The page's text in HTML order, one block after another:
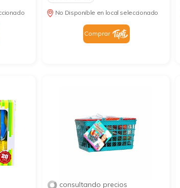
No Disponible en local seleccionado
Comprar
consultando precios